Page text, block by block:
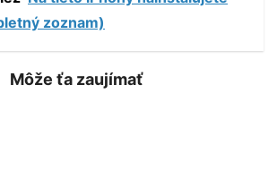
zoznam)
Môže ťa zaujímať